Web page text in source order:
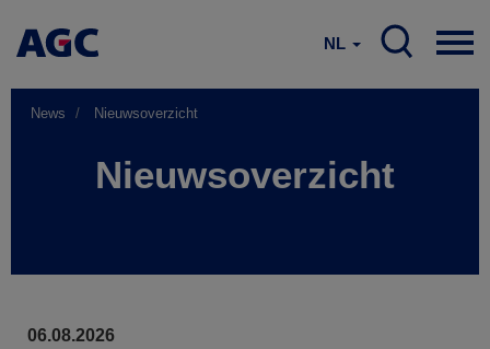
NL
News Nieuwsoverzicht
Nieuwsoverzicht
06.08.2026